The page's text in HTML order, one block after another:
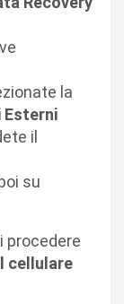
la
Esterni
il
su
procedere
cellulare